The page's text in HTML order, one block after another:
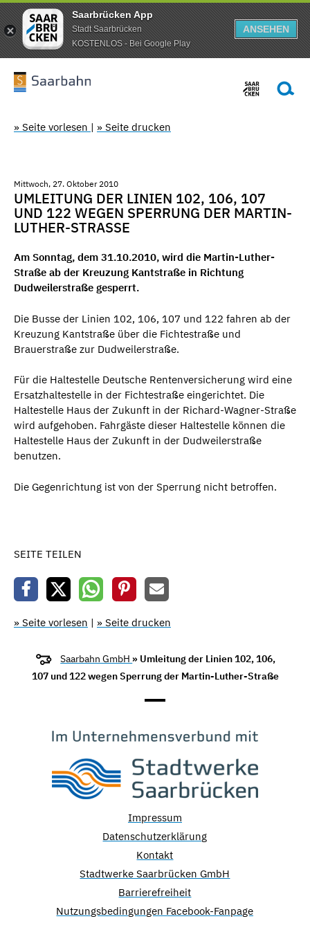
Saarbrücken App
Stadt Saarbrücken
KOSTENLOS - Bei Google Play
ANSEHEN
» Seite vorlesen | » Seite drucken
Mittwoch, 27. Oktober 2010
UMLEITUNG DER LINIEN 102, 106, 107
UND 122 WEGEN SPERRUNG DER MARTIN-
LUTHER-STRASSE
Am Sonntag, dem 31.10.2010, wird die Martin-Luther-
Straße ab der Kreuzung Kantstraße in Richtung
Dudweilerstraße gesperrt.
Die Busse der Linien 102, 106, 107 und 122 fahren ab der
Kreuzung Kantstraße über die Fichtestraße und
Brauerstraße zur Dudweilerstraße.
Für die Haltestelle Deutsche Rentenversicherung wird eine
Ersatzhaltestelle in der Fichtestraße eingerichtet. Die
Haltestelle Haus der Zukunft in der Richard-Wagner-Straße
wird aufgehoben. Fahrgäste dieser Haltestelle können die
Haltestelle Haus der Zukunft in der Dudweilerstraße
benutzen.
Die Gegenrichtung ist von der Sperrung nicht betroffen.
SEITE TEILEN
» Seite vorlesen | » Seite drucken
Saarbahn GmbH » Umleitung der Linien 102, 106,
107 und 122 wegen Sperrung der Martin-Luther-Straße
Impressum
Datenschutzerklärung
Kontakt
Stadtwerke Saarbrücken GmbH
Barrierefreiheit
Nutzungsbedingungen Facebook-Fanpage